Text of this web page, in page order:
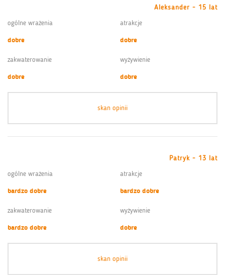
Aleksander - 15 lat
ogólne wrażenia
dobre
atrakcje
dobre
zakwaterowanie
dobre
wyżywienie
dobre
skan opinii
Patryk - 13 lat
ogólne wrażenia
bardzo dobre
atrakcje
bardzo dobre
zakwaterowanie
bardzo dobre
wyżywienie
dobre
skan opinii